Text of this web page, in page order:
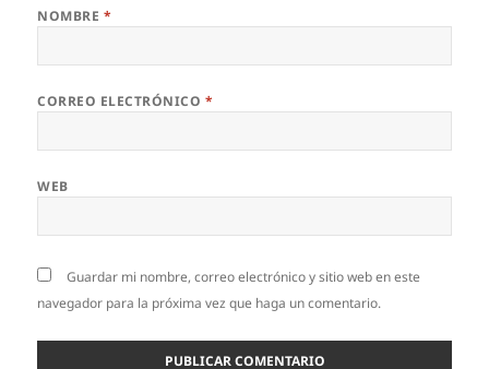
NOMBRE *
CORREO ELECTRÓNICO *
WEB
Guardar mi nombre, correo electrónico y sitio web en este
navegador para la próxima vez que haga un comentario.